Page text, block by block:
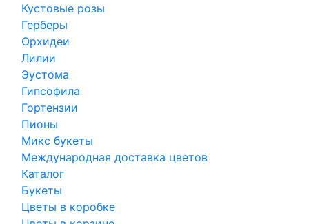
Кустовые розы
Герберы
Орхидеи
Лилии
Эустома
Гипсофила
Гортензии
Пионы
Микс букеты
Международная доставка цветов
Каталог
Букеты
Цветы в коробке